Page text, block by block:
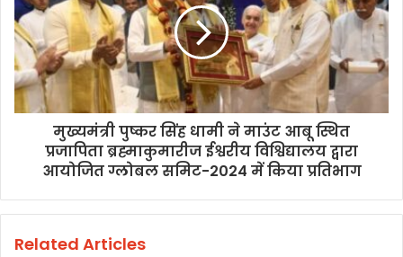
मुख्यमंत्री पुष्कर सिंह धामी ने माउंट आबू स्थित
प्रजापिता ब्रह्माकुमारीज ईश्वरीय विश्विद्यालय द्वारा
आयोजित ग्लोबल समिट-2024 में किया प्रतिभाग
Related Articles